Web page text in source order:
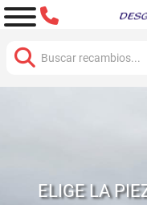
ELIGE LA